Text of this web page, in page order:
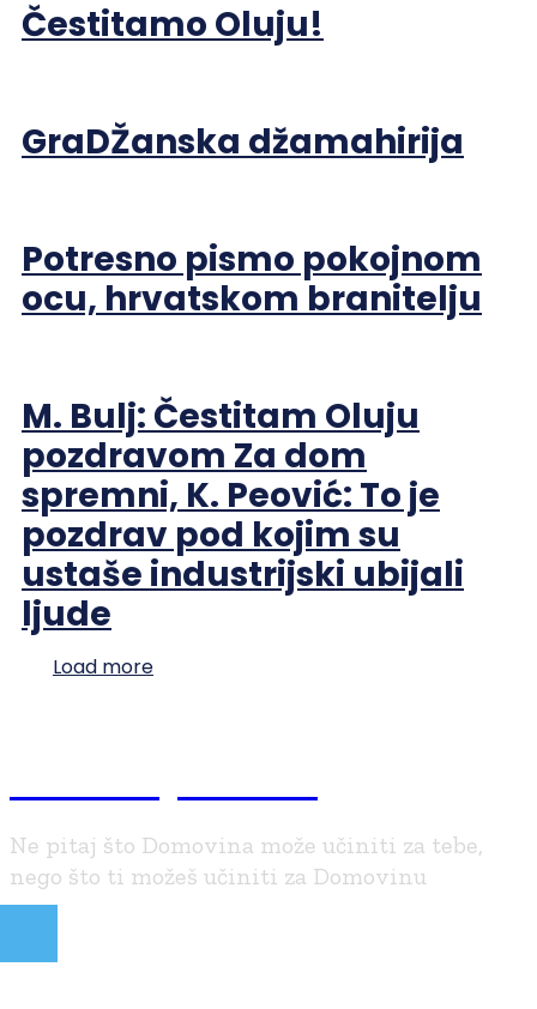
Čestitamo Oluju!
GraDŽanska džamahirija
Potresno pismo pokojnom
ocu, hrvatskom branitelju
M. Bulj: Čestitam Oluju
pozdravom Za dom
spremni, K. Peović: To je
pozdrav pod kojim su
ustaše industrijski ubijali
ljude
Load more
Ne pitaj što Domovina može učiniti za tebe,
nego što ti možeš učiniti za Domovinu